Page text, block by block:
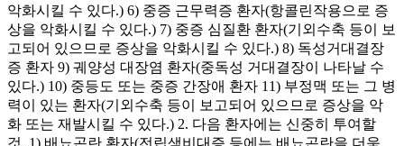
악화시킬 수 있다.) 6) 중증 근무력증 환자(항콜린작용으로 증
상을 악화시킬 수 있다.) 7) 중증 심질환 환자(기외수축 등이 보
고되어 있으므로 증상을 악화시킬 수 있다.) 8) 독성거대결장
증 환자 9) 궤양성 대장염 환자(중독성 거대결장이 나타날 수
있다.) 10) 중등도 또는 중증 간장애 환자 11) 부정맥 또는 그 병
력이 있는 환자(기외수축 등이 보고되어 있으므로 증상을 악
화 또는 재발시킬 수 있다.) 2. 다음 환자에는 신중히 투여할
것. 1) 배뇨곤란 환자(전립샘비대증 등에는 배뇨곤란을 더욱